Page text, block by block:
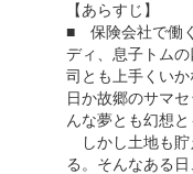
【あらすじ】
■ 保険会社で働
ディ、息子トム
司とも上手くい
日か故郷のサマ
んな夢とも幻想
しかし土地も貯
る。そんなある